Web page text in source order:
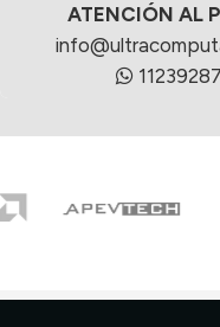
ATENCIÓN AL